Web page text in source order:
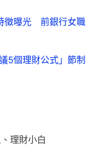
徵曝光 前銀行女職
5個理財公式」節制
理財小白